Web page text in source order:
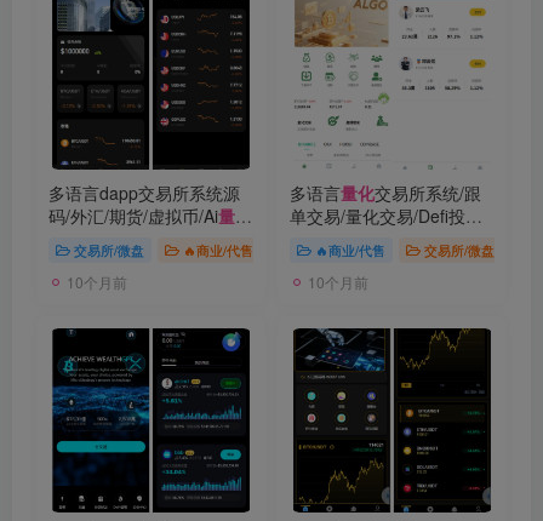
多语言dapp交易所系统源
码/外汇/期货/虚拟币/Ai量
化
/贷款/期权交易
交易所/微盘 🔥商业/代售
10个月前
多语言量化交易所系统/跟
单交易/量化交易/Defi投资
系统 🔥商业/代售 交易所/微盘
10个月前